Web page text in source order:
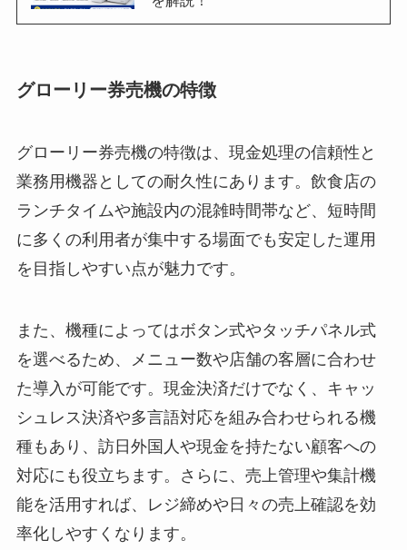
グローリー券売機の特徴
グローリー券売機の特徴は、現金処理の信頼性と
業務用機器としての耐久性にあります。飲食店の
ランチタイムや施設内の混雑時間帯など、短時間
に多くの利用者が集中する場面でも安定した運用
を目指しやすい点が魅力です。
また、機種によってはボタン式やタッチパネル式
を選べるため、メニュー数や店舗の客層に合わせ
た導入が可能です。現金決済だけでなく、キャッ
シュレス決済や多言語対応を組み合わせられる機
種もあり、訪日外国人や現金を持たない顧客への
対応にも役立ちます。さらに、売上管理や集計機
能を活用すれば、レジ締めや日々の売上確認を効
率化しやすくなります。